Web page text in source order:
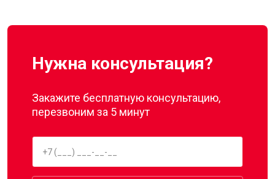
Нужна консультация?
Закажите бесплатную консультацию,
перезвоним за 5 минут